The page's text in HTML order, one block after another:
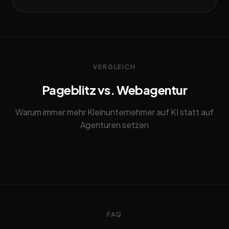
VERGLEICH
Pageblitz vs. Webagentur
Warum immer mehr Kleinunternehmer auf KI statt auf
Agenturen setzen
FAQ